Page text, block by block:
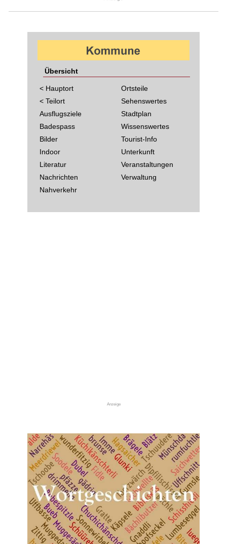
Übersicht
< Hauptort
< Teilort
Ausflugsziele
Badespass
Bilder
Indoor
Literatur
Nachrichten
Nahverkehr
Ortsteile
Sehenswertes
Stadtplan
Wissenswertes
Tourist-Info
Unterkunft
Veranstaltungen
Verwaltung
Anzeige